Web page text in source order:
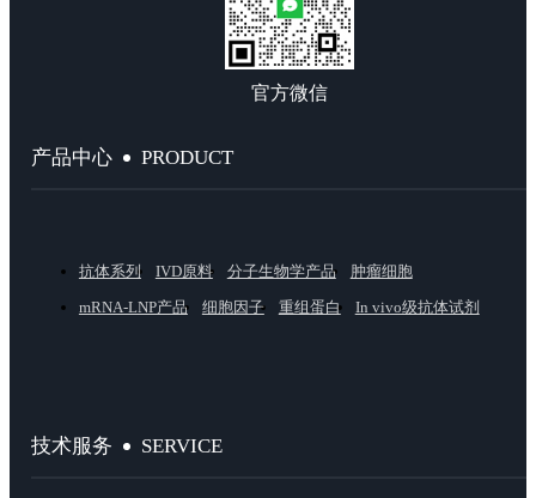
官方微信
产品中心 PRODUCT
抗体系列 IVD原料 分子生物学产品
肿瘤细胞
mRNA-LNP产品
细胞因子 重组蛋白 In vivo级抗体试剂
技术服务 SERVICE